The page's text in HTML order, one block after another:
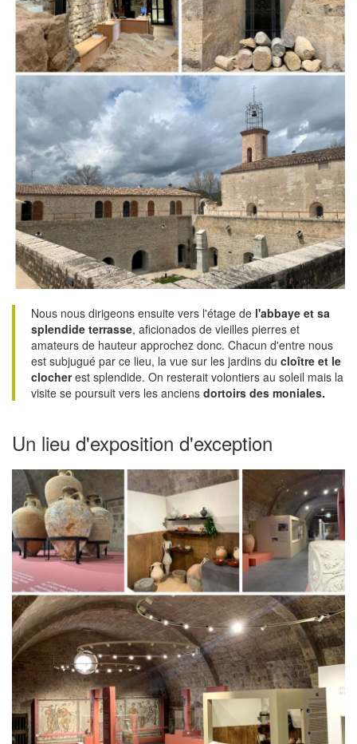
Nous nous dirigeons ensuite vers l'étage de l'abbaye et sa
splendide terrasse, aficionados de vieilles pierres et
amateurs de hauteur approchez donc. Chacun d'entre nous
est subjugué par ce lieu, la vue sur les jardins du cloître et le
clocherest splendide. On resterait volontiers au soleil mais la
visite se poursuit vers les anciens dortoirs des moniales.
Un lieu d'exposition d'exception